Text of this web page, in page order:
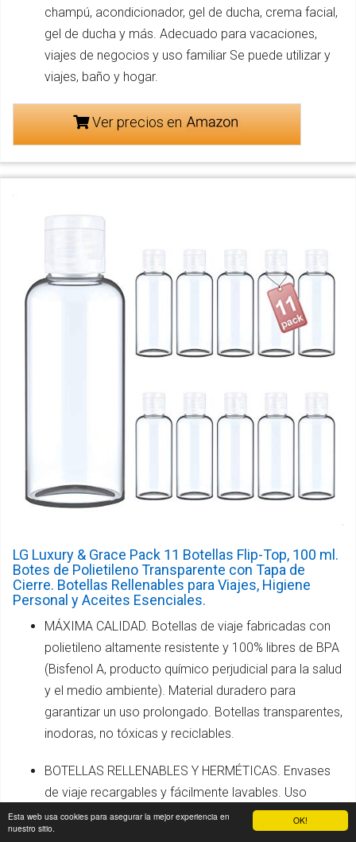
OK!
Esta web usa cookies para asegurar la mejor experiencia en
nuestro sitio.
champú, acondicionador, gel de ducha, crema facial,
gel de ducha y más. Adecuado para vacaciones,
viajes de negocios y uso familiar Se puede utilizar y
viajes, baño y hogar.
Ver precios en
LG Luxury & Grace Pack 11 Botellas Flip-Top, 100 ml.
Botes de Polietileno Transparente con Tapa de
Cierre. Botellas Rellenables para Viajes, Higiene
Personal y Aceites Esenciales.
MÁXIMA CALIDAD. Botellas de viaje fabricadas con
polietileno altamente resistente y 100% libres de BPA
(Bisfenol A, producto químico perjudicial para la salud
y el medio ambiente). Material duradero para
garantizar un uso prolongado. Botellas transparentes,
inodoras, no tóxicas y reciclables.
BOTELLAS RELLENABLES Y HERMÉTICAS. Envases
de viaje recargables y fácilmente lavables. Uso
doméstico y profesional. Su cierre antigoteo con
tapón de rosca evita las pérdidas de líquido y